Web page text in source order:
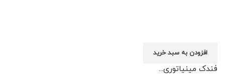
افزودن به سبد خرید
فندک مینیاتوری...